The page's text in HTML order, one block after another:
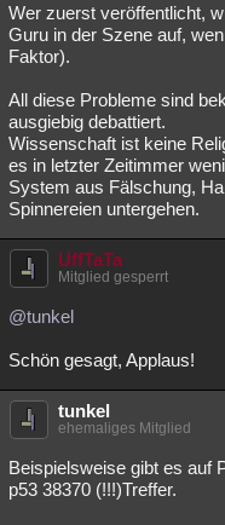
Wer zuerst veröffentlicht,
Guru in der Szene auf,
Faktor).
All diese Probleme sind
ausgiebig debattiert.
Wissenschaft ist keine
es in letzter Zeitimmer
System aus Fälschung,
Spinnereien untergehen.
UffTaTa
Mitglied gesperrt
@tunkel
Schön gesagt, Applaus!
tunkel
ehemaliges Mitglied
Beispielsweise gibt es auf
p53 38370 (!!!)Treffer.